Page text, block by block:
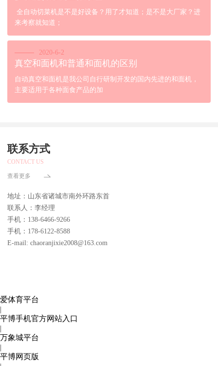
全自动切菜机是不是好设备？用了才知道；是不是大厂家？进
来考察就知道；
2020-6-2
真空和面机和普通和面机的区别
自动真空和面机是我公司自行研制开发的国内先进的和面机，
主要适用于各种面食产品的加
联系方式
CONTACT US
查看更多
地址：山东省诸城市南外环路东首
联系人：李经理
手机：138-6466-9266
手机：178-6122-8588
E-mail: chaoranjixie2008@163.com
爱体育平台
|
平博手机官方网站入口
|
万象城平台
|
平博网页版